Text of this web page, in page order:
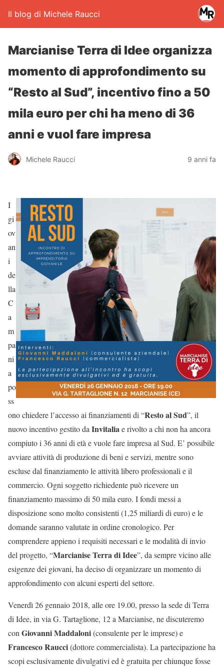
Il blog di Michele Raucci
Marcianise Terra di Idee organizza
momento di approfondimento su
“Resto al Sud”, incentivo fino a 50
mila euro per chi ha meno di 36
anni e vuol fare impresa
Michele Raucci 9 anni fa
I
gi
ov
an
i
de
lla
C
a
m
pa
ni
a
po
ss
ono chiedere l’accesso ai finanziamenti di “Resto al Sud”, il
nuovo incentivo gestito da Invitaliae rivolto a chi non ha ancora
compiuto i 36 anni di età e vuole fare impresa al Sud. E’ possibile
avviare attività di produzione di beni e servizi, mentre sono
escluse dal finanziamento le attività libero professionali e il
commercio. Ogni soggetto richiedente può ricevere un
finanziamento massimo di 50 mila euro. I fondi messi a
disposizione sono molto consistenti (1,25 miliardi di euro) e le
domande saranno valutate in ordine cronologico. Per
comprendere appieno i requisiti necessari e le modalità di invio
del progetto, “Marcianise Terra di Idee”, da sempre vicino alle
esigenze dei giovani, ha deciso di organizzare un momento di
approfondimento con alcuni esperti del settore.
Venerdì 26 gennaio 2018, alle ore 19.00, presso la sede di Terra
di Idee, in via G. Tartaglione, 12 a Marcianise, ne discuteremo
con GiovanniMaddaloni(consulente per le imprese) e
FrancescoRaucci(dottore commercialista). La partecipazione ha
scopi esclusivamente divulgativi ed è gratuita per chiunque fosse